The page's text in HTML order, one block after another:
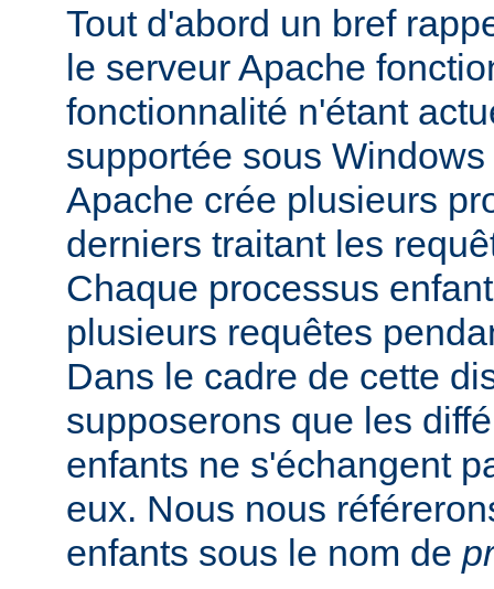
Tout d'abord un bref
le serveur Apache
fonctionnalité n'étant
supportée sous
Apache crée plusieurs
derniers traitant les
Chaque processus
plusieurs requêtes
Dans le cadre de cette
supposerons que les
enfants ne s'échangent
eux. Nous nous
enfants sous le nom de